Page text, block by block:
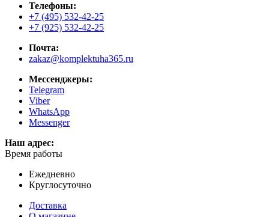
Телефоны:
+7 (495) 532-42-25
+7 (925) 532-42-25
Почта:
zakaz@komplektuha365.ru
Мессенджеры:
Telegram
Viber
WhatsApp
Messenger
Наш адрес:
Время работы
Ежедневно
Круглосуточно
Доставка